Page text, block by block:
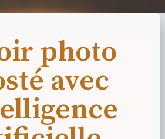
photo
avec